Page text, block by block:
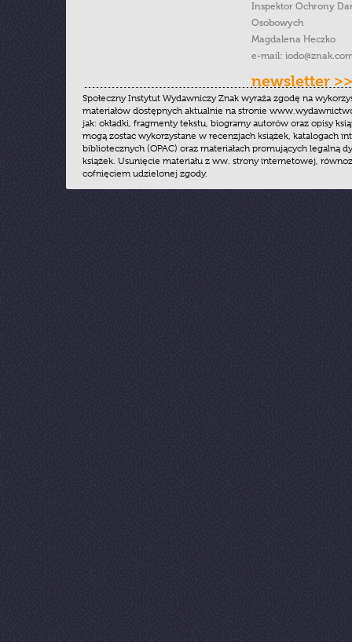
Inspektor Ochrony
Osobowych
Magdalena Heczko
e-mail:
newsletter >>
Społeczny Instytut Wydawniczy Znak wyraża zgodę na
materiałów dostępnych aktualnie na stronie
jak: okładki, fragmenty tekstu, biogramy autorów oraz opisy
mogą zostać wykorzystane w recenzjach książek, katalogach
bibliotecznych (OPAC) oraz materiałach promujących legalną
książek. Usunięcie materiału z ww. strony internetowej,
cofnięciem udzielonej zgody.